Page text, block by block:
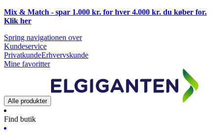
Mix & Match - spar 1.000 kr. for hver 4.000 kr. du køber for.
Klik her
Spring navigationen over
Kundeservice
PrivatkundeErhvervskunde
Mine favoritter
Alle produkter
Find butik